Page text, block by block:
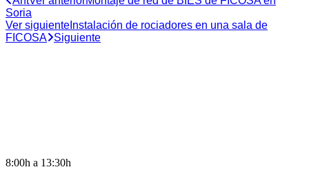
Soria
Ver siguiente Instalación de rociadores en una sala de
FICOSA
Siguiente
8:00h a 13:30h